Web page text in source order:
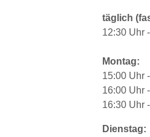
täglich
12:30 Uhr
Montag:
15:00 Uhr
16:00 Uhr
16:30 Uhr
Dienstag: